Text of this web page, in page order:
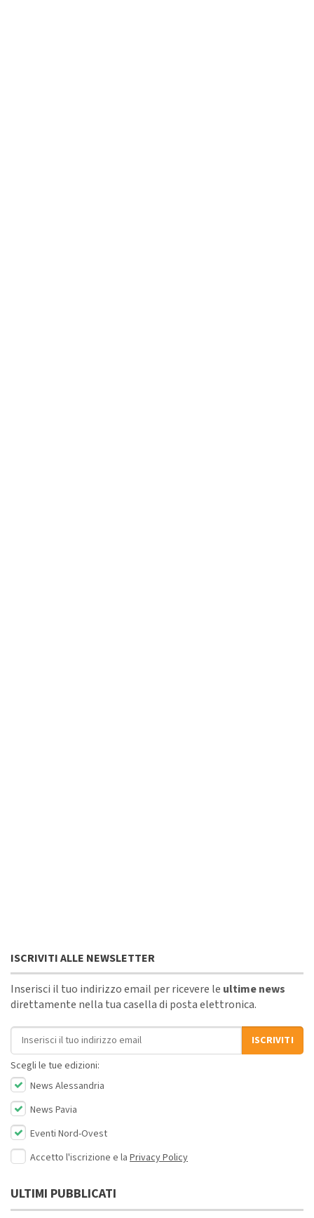
ISCRIVITI ALLE NEWSLETTER
Inserisci il tuo indirizzo email per ricevere le ultime news
direttamente nella tua casella di posta elettronica.
Indirizzo email
ISCRIVITI
Scegli le tue edizioni:
News Alessandria
News Pavia
Eventi Nord-Ovest
Accetto l'iscrizione e la Privacy Policy
ULTIMI PUBBLICATI